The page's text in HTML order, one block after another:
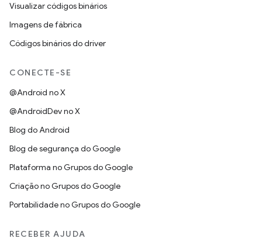
Visualizar códigos binários
Imagens de fábrica
Códigos binários do driver
CONECTE-SE
@Android no X
@AndroidDev no X
Blog do Android
Blog de segurança do Google
Plataforma no Grupos do Google
Criação no Grupos do Google
Portabilidade no Grupos do Google
RECEBER AJUDA